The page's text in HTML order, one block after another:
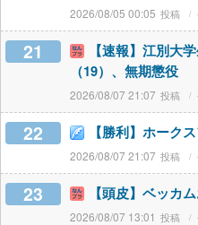
2026/08/05 00:05
21
【速報】江別大
（19）、無期懲役
2026/08/07 21:07
22 【勝利】ホーク
2026/08/07 21:07
23 【頭皮】ベッカ
2026/08/07 13:01